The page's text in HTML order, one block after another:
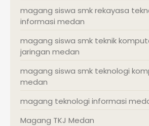
magang siswa smk rekayasa
informasi medan
magang siswa smk teknik
jaringan medan
magang siswa smk teknologi
medan
magang teknologi informasi
Magang TKJ Medan